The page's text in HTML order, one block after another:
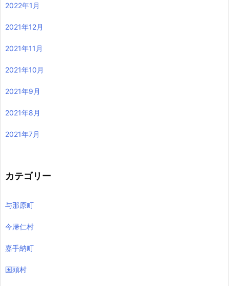
2022年1月
2021年12月
2021年11月
2021年10月
2021年9月
2021年8月
2021年7月
カテゴリー
与那原町
今帰仁村
嘉手納町
国頭村